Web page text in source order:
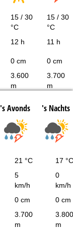
15 / 30
°C
15 / 30
°C
12 h 11 h
0 cm 0 cm
3.600
m
3.700
m
's Avonds 's Nachts
21 °C 17 °C
5
km/h
0
km/h
0 cm 0 cm
3.700
m
3.800
m